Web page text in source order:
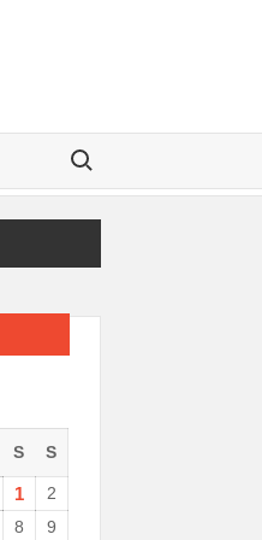
Search for:
S S
1 2
8
9